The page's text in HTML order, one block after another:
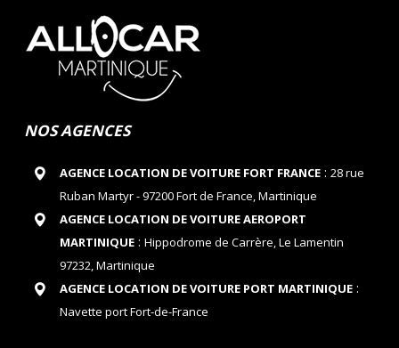
NOS AGENCES
AGENCE LOCATION DE VOITURE FORT FRANCE: 28 rue
Ruban Martyr - 97200 Fort de France, Martinique
AGENCE LOCATION DE VOITURE AEROPORT
MARTINIQUE: Hippodrome de Carrère, Le Lamentin
97232, Martinique
AGENCE LOCATION DE VOITURE PORT MARTINIQUE:
Navette port Fort-de-France